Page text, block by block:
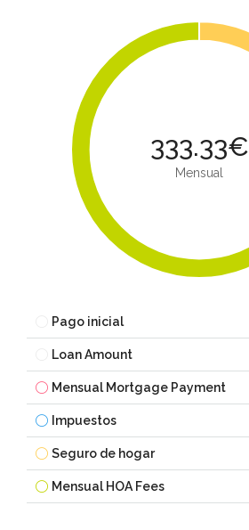
333.33€
Mensual
Pago inicial
Loan Amount
Mensual Mortgage Payment
Impuestos
Seguro de hogar
Mensual HOA Fees